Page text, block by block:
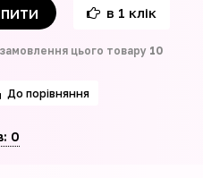
в 1 клік
замовлення цього товару 10
До порівняння
0